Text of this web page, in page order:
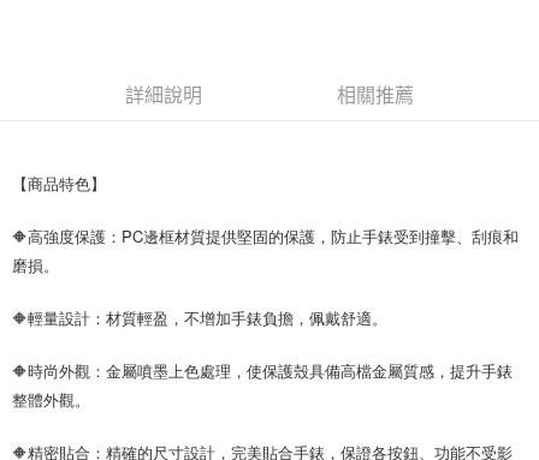
※ 交易是否成功請以「AFTEE先享後付 」之結帳頁面顯示為準，若有關於
【注意事項】
權轉讓予恩沛科技股份有限公司。
２．關於個人資料處理事宜，請瀏覽以下網址：
３．未成年的使用者請事先徵得法定代理人或監護人之同意方可使用
４．使用「AFTEE先享後付」時，將依據個別帳號之用戶狀況，依本公司即
時審查核予不同之上限額度；若仍有額度不足之情形，本公司將視審查結果
付款後7-11取貨
宅配
詳細說明 相關推薦
【商品特色】
🔶高強度保護：PC邊框材質提供堅固的保護，防止手錶受到撞擊、刮痕和
磨損。
🔶輕量設計：材質輕盈，不增加手錶負擔，佩戴舒適。
🔶時尚外觀：金屬噴墨上色處理，使保護殼具備高檔金屬質感，提升手錶
整體外觀。
🔶精密貼合：精確的尺寸設計，完美貼合手錶，保證各按鈕、功能不受影